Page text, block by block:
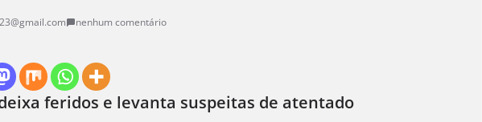
nenhum comentário
feridos e levanta suspeitas de atentado